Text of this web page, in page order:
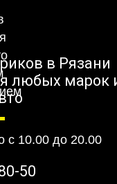
в Рязани
любых марок
с 10.00 до 20.00
50